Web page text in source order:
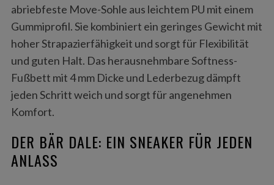
abriebfeste Move-Sohle aus leichtem PU mit einem
Gummiprofil. Sie kombiniert ein geringes Gewicht mit
hoher Strapazierfähigkeit und sorgt für Flexibilität
und guten Halt. Das herausnehmbare Softness-
Fußbett mit 4 mm Dicke und Lederbezug dämpft
jeden Schritt weich und sorgt für angenehmen
Komfort.
DER BÄR DALE: EIN SNEAKER FÜR JEDEN
ANLASS